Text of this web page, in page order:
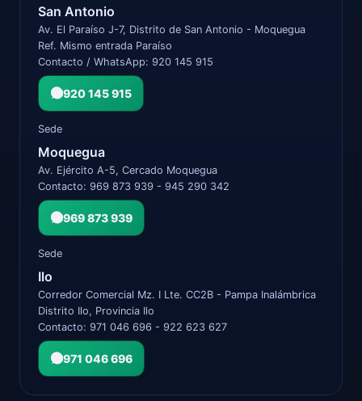
San Antonio
Av. El Paraíso J-7, Distrito de San Antonio - Moquegua
Ref. Mismo entrada Paraíso
Contacto / WhatsApp: 920 145 915
920 145 915
Sede
Moquegua
Av. Ejército A-5, Cercado Moquegua
Contacto: 969 873 939 - 945 290 342
969 873 939
Sede
Ilo
Corredor Comercial Mz. I Lte. CC2B - Pampa Inalámbrica
Distrito Ilo, Provincia Ilo
Contacto: 971 046 696 - 922 623 627
971 046 696